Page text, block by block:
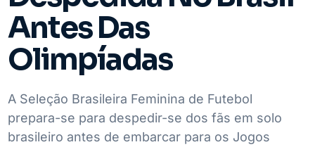
Antes Das
Olimpíadas
A Seleção Brasileira Feminina de Futebol
prepara-se para despedir-se dos fãs em solo
brasileiro antes de embarcar para os Jogos